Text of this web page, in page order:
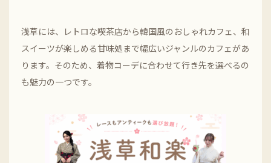
浅草には、レトロな喫茶店から韓国風のおしゃれカフェ、和
スイーツが楽しめる甘味処まで幅広いジャンルのカフェがあ
ります。そのため、着物コーデに合わせて行き先を選べるの
も魅力の一つです。